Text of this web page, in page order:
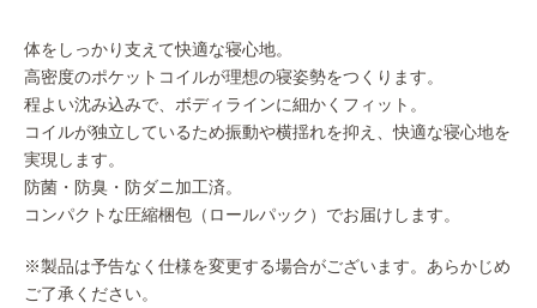
体をしっかり支えて快適な寝心地。
高密度のポケットコイルが理想の寝姿勢をつくります。
程よい沈み込みで、ボディラインに細かくフィット。
コイルが独立しているため振動や横揺れを抑え、快適な寝心地を
実現します。
防菌・防臭・防ダニ加工済。
コンパクトな圧縮梱包（ロールパック）でお届けします。
※製品は予告なく仕様を変更する場合がございます。あらかじめ
ご了承ください。